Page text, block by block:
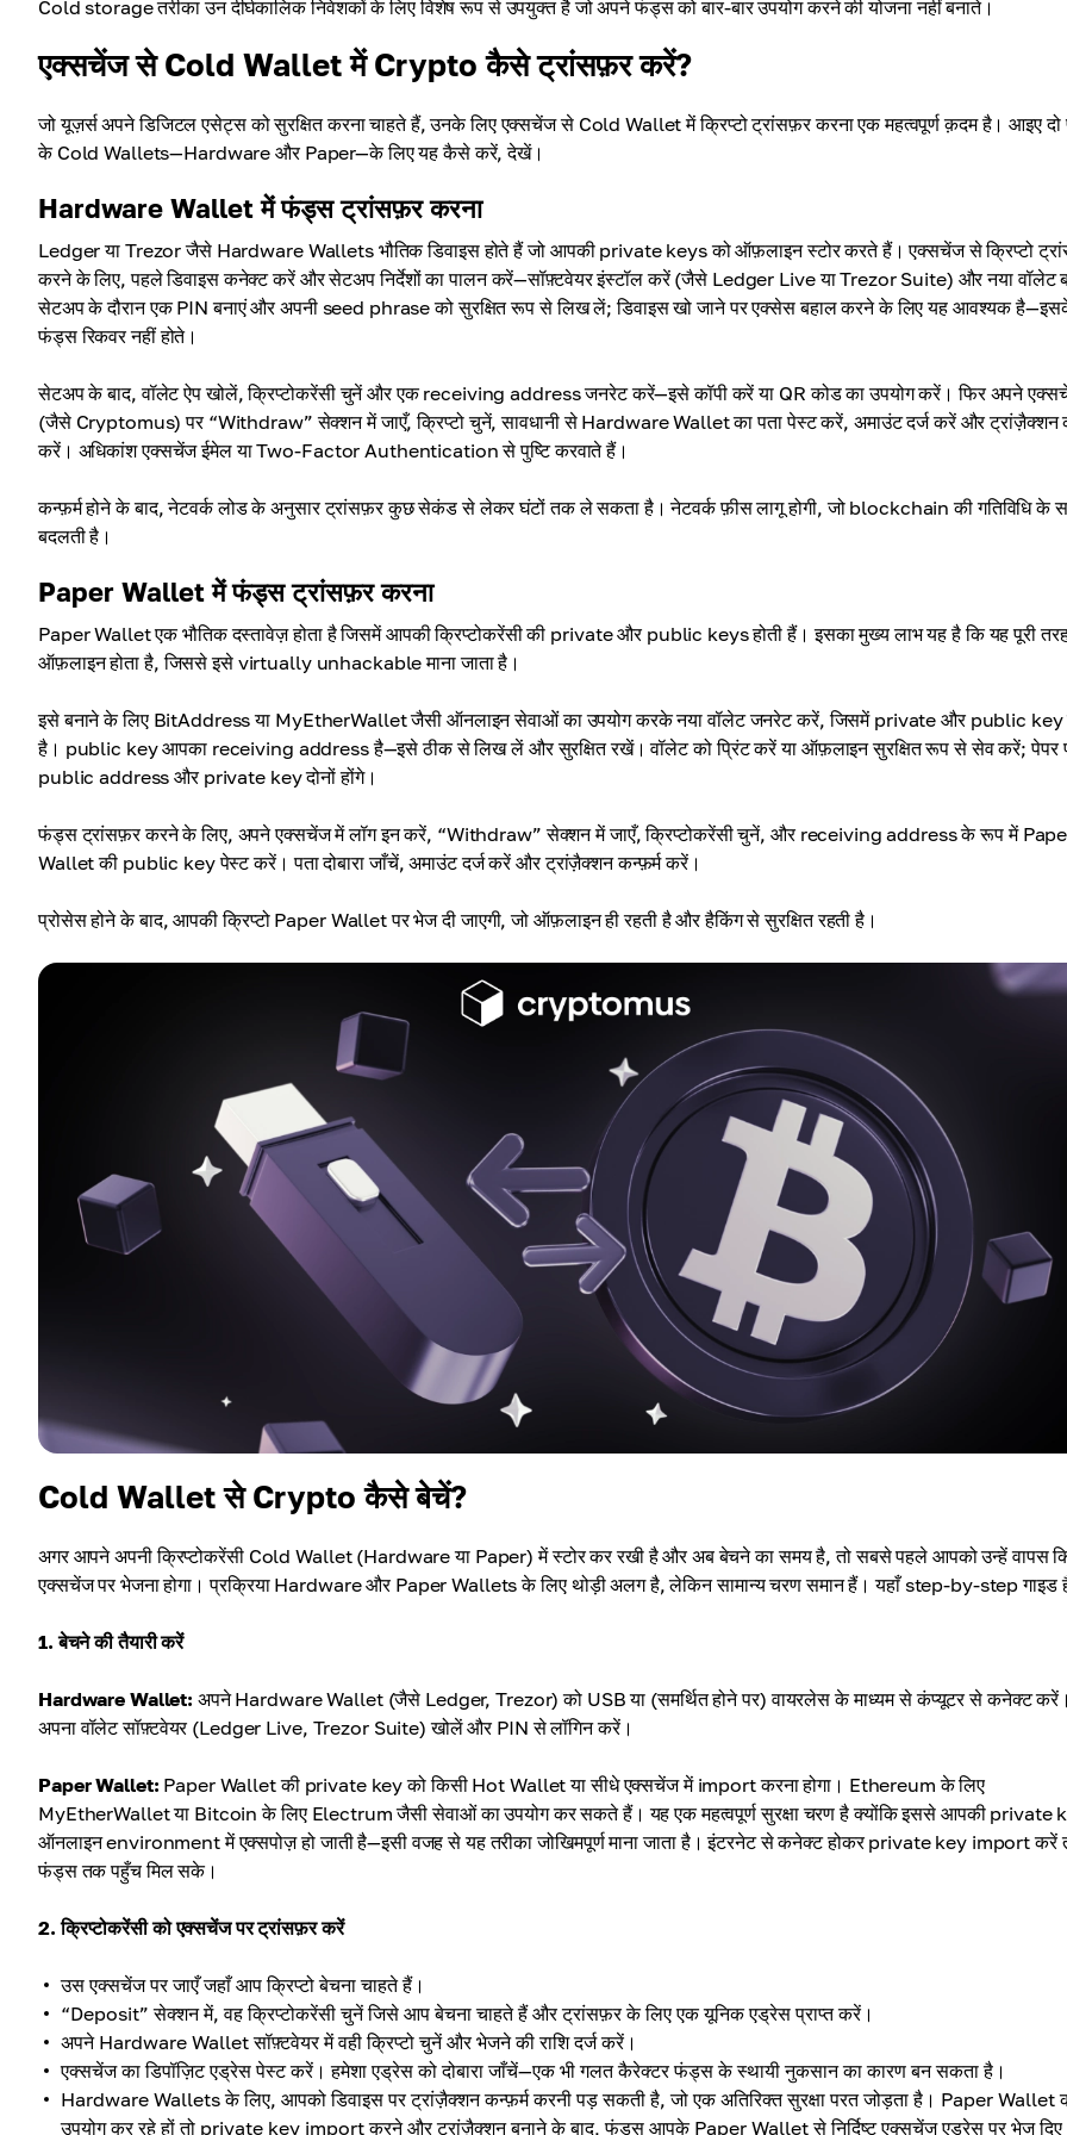
Cold storage तरीका उन दीर्घकालिक निवेशकों के लिए विशेष रूप से उपयुक्त है जो अपने फंड्स को बार-बार उपयोग करने की योजना नहीं बनाते।
एक्सचेंज से Cold Wallet में Crypto कैसे ट्रांसफ़र करें?
जो यूज़र्स अपने डिजिटल एसेट्स को सुरक्षित करना चाहते हैं, उनके लिए एक्सचेंज से Cold Wallet में क्रिप्टो ट्रांसफ़र करना एक महत्वपूर्ण क़दम है। आइए दो
के Cold Wallets—Hardware और Paper—के लिए यह कैसे करें, देखें।
Hardware Wallet में फंड्स ट्रांसफ़र करना
Ledger या Trezor जैसे Hardware Wallets भौतिक डिवाइस होते हैं जो आपकी private keys को ऑफ़लाइन स्टोर करते हैं। एक्सचेंज से क्रिप्टो
करने के लिए, पहले डिवाइस कनेक्ट करें और सेटअप निर्देशों का पालन करें—सॉफ़्टवेयर इंस्टॉल करें (जैसे Ledger Live या Trezor Suite) और नया वॉलेट
सेटअप के दौरान एक PIN बनाएं और अपनी seed phrase को सुरक्षित रूप से लिख लें; डिवाइस खो जाने पर एक्सेस बहाल करने के लिए यह आवश्यक
फंड्स रिकवर नहीं होते।
सेटअप के बाद, वॉलेट ऐप खोलें, क्रिप्टोकरेंसी चुनें और एक receiving address जनरेट करें—इसे कॉपी करें या QR कोड का उपयोग करें। फिर अपने
(जैसे Cryptomus) पर “Withdraw” सेक्शन में जाएँ, क्रिप्टो चुनें, सावधानी से Hardware Wallet का पता पेस्ट करें, अमाउंट दर्ज करें और ट्रांज़ैक्शन
करें। अधिकांश एक्सचेंज ईमेल या Two-Factor Authentication से पुष्टि करवाते हैं।
कन्फ़र्म होने के बाद, नेटवर्क लोड के अनुसार ट्रांसफ़र कुछ सेकंड से लेकर घंटों तक ले सकता है। नेटवर्क फ़ीस लागू होगी, जो blockchain की गतिविधि के
बदलती है।
Paper Wallet में फंड्स ट्रांसफ़र करना
Paper Wallet एक भौतिक दस्तावेज़ होता है जिसमें आपकी क्रिप्टोकरेंसी की private और public keys होती हैं। इसका मुख्य लाभ यह है कि यह पूरी
ऑफ़लाइन होता है, जिससे इसे virtually unhackable माना जाता है।
इसे बनाने के लिए BitAddress या MyEtherWallet जैसी ऑनलाइन सेवाओं का उपयोग करके नया वॉलेट जनरेट करें, जिसमें private और public key
है। public key आपका receiving address है—इसे ठीक से लिख लें और सुरक्षित रखें। वॉलेट को प्रिंट करें या ऑफ़लाइन सुरक्षित रूप से सेव करें; पेपर
public address और private key दोनों होंगे।
फंड्स ट्रांसफ़र करने के लिए, अपने एक्सचेंज में लॉग इन करें, “Withdraw” सेक्शन में जाएँ, क्रिप्टोकरेंसी चुनें, और receiving address के रूप में
Wallet की public key पेस्ट करें। पता दोबारा जाँचें, अमाउंट दर्ज करें और ट्रांज़ैक्शन कन्फ़र्म करें।
प्रोसेस होने के बाद, आपकी क्रिप्टो Paper Wallet पर भेज दी जाएगी, जो ऑफ़लाइन ही रहती है और हैकिंग से सुरक्षित रहती है।
Cold Wallet से Crypto कैसे बेचें?
अगर आपने अपनी क्रिप्टोकरेंसी Cold Wallet (Hardware या Paper) में स्टोर कर रखी है और अब बेचने का समय है, तो सबसे पहले आपको उन्हें वापस
एक्सचेंज पर भेजना होगा। प्रक्रिया Hardware और Paper Wallets के लिए थोड़ी अलग है, लेकिन सामान्य चरण समान हैं। यहाँ step-by-step गाइड
1. बेचने की तैयारी करें
Hardware Wallet: अपने Hardware Wallet (जैसे Ledger, Trezor) को USB या (समर्थित होने पर) वायरलेस के माध्यम से कंप्यूटर से कनेक्ट
अपना वॉलेट सॉफ़्टवेयर (Ledger Live, Trezor Suite) खोलें और PIN से लॉगिन करें।
Paper Wallet: Paper Wallet की private key को किसी Hot Wallet या सीधे एक्सचेंज में import करना होगा। Ethereum के लिए
MyEtherWallet या Bitcoin के लिए Electrum जैसी सेवाओं का उपयोग कर सकते हैं। यह एक महत्वपूर्ण सुरक्षा चरण है क्योंकि इससे आपकी private
ऑनलाइन environment में एक्सपोज़ हो जाती है—इसी वजह से यह तरीका जोखिमपूर्ण माना जाता है। इंटरनेट से कनेक्ट होकर private key import करें
फंड्स तक पहुँच मिल सके।
2. क्रिप्टोकरेंसी को एक्सचेंज पर ट्रांसफ़र करें
उस एक्सचेंज पर जाएँ जहाँ आप क्रिप्टो बेचना चाहते हैं।
“Deposit” सेक्शन में, वह क्रिप्टोकरेंसी चुनें जिसे आप बेचना चाहते हैं और ट्रांसफ़र के लिए एक यूनिक एड्रेस प्राप्त करें।
अपने Hardware Wallet सॉफ़्टवेयर में वही क्रिप्टो चुनें और भेजने की राशि दर्ज करें।
एक्सचेंज का डिपॉज़िट एड्रेस पेस्ट करें। हमेशा एड्रेस को दोबारा जाँचें—एक भी गलत कैरेक्टर फंड्स के स्थायी नुकसान का कारण बन सकता है।
Hardware Wallets के लिए, आपको डिवाइस पर ट्रांज़ैक्शन कन्फ़र्म करनी पड़ सकती है, जो एक अतिरिक्त सुरक्षा परत जोड़ता है। Paper Wallet
उपयोग कर रहे हों तो private key import करने और ट्रांज़ैक्शन बनाने के बाद, फंड्स आपके Paper Wallet से निर्दिष्ट एक्सचेंज एड्रेस पर भेज दिए